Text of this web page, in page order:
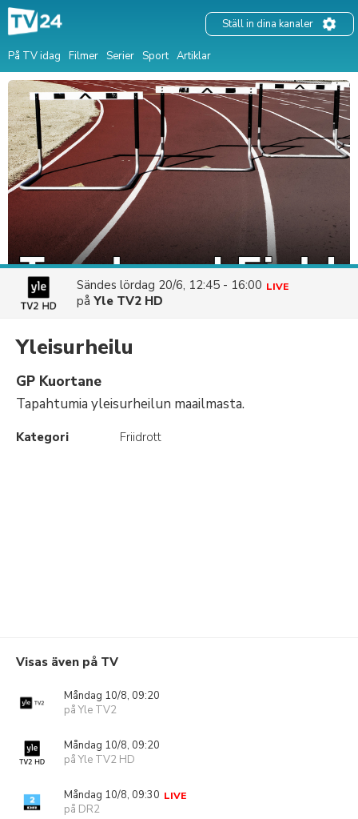
På TV idag Filmer Serier Sport Artiklar
Ställ in dina kanaler
Sändes lördag 20/6, 12:45 - 16:00 LIVE
på Yle TV2 HD
Yleisurheilu
GP Kuortane
Tapahtumia yleisurheilun maailmasta.
Kategori Friidrott
Visas även på TV
Måndag 10/8, 09:20
på Yle TV2
Måndag 10/8, 09:20
på Yle TV2 HD
Måndag 10/8, 09:30 LIVE
på DR2